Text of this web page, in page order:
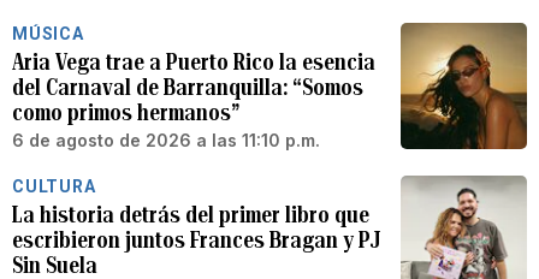
MÚSICA
Aria Vega trae a Puerto Rico la esencia
del Carnaval de Barranquilla: “Somos
como primos hermanos”
6 de agosto de 2026 a las 11:10 p.m.
CULTURA
La historia detrás del primer libro que
escribieron juntos Frances Bragan y PJ
Sin Suela